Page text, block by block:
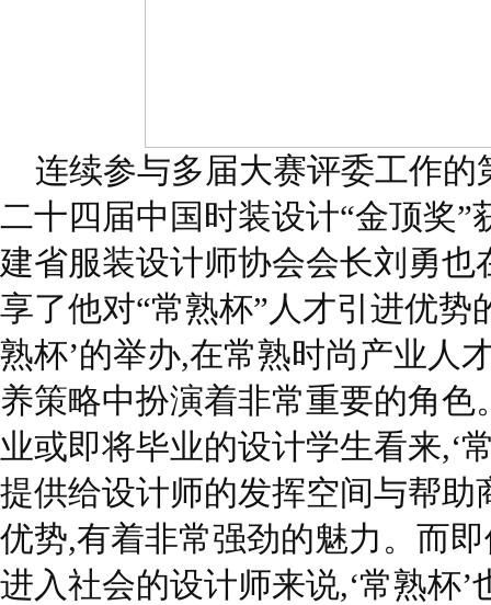
连续参与多届大赛评委工作的
二十四届中国时装设计“金顶奖”
建省服装设计师协会会长刘勇也
享了他对“常熟杯”人才引进优势
熟杯’的举办,在常熟时尚产业人
养策略中扮演着非常重要的角色
业或即将毕业的设计学生看来,‘
提供给设计师的发挥空间与帮助
优势,有着非常强劲的魅力。而
进入社会的设计师来说,‘常熟杯’